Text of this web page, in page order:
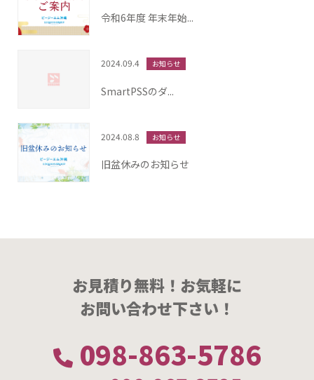
令和6年度 年末年始...
2024.09.4 お知らせ
SmartPSSのダ...
2024.08.8 お知らせ
旧盆休みのお知らせ
お見積り無料！お気軽に
お問い合わせ下さい！
098-863-5786